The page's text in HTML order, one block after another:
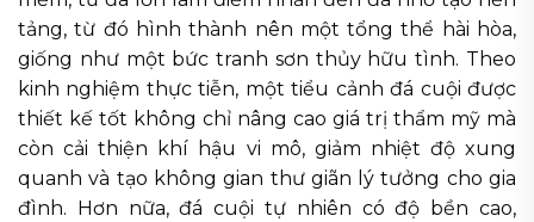
tảng, từ đó hình thành nên một tổng thể hài hòa,
giống như một bức tranh sơn thủy hữu tình. Theo
kinh nghiệm thực tiễn, một tiểu cảnh đá cuội được
thiết kế tốt không chỉ nâng cao giá trị thẩm mỹ mà
còn cải thiện khí hậu vi mô, giảm nhiệt độ xung
quanh và tạo không gian thư giãn lý tưởng cho gia
đình. Hơn nữa, đá cuội tự nhiên có độ bền cao,